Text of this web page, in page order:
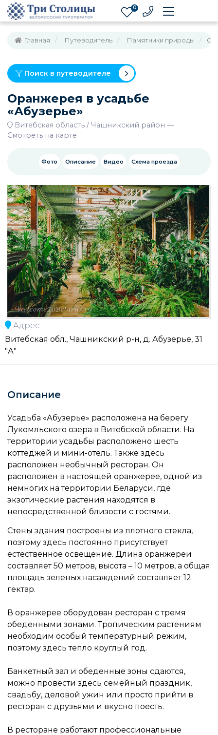
0
Главная Путеводитель Памятники природы
Поиск в путеводителе
Оранжерея в усадьбе
«Абузерье»
Витебская область Чашникский район —
Смотреть на карте
Фото Описание Видео Схема проезда
Адрес:
Витебская обл., Чашникский р-н, д. Абузерье, 31
"А"
Описание
Усадьба «Абузерье» расположена на берегу
Лукомльского озера в Витебской области. На
территории усадьбы расположено шесть
коттеджей и мини-отель. Также здесь
расположен необычный ресторан. Он
расположен в настоящей оранжерее, одной из
немногих на территории Беларуси, где
экзотические растения находятся в
непосредственной близости с гостями.
Стены здания построены из плотного стекла,
поэтому здесь постоянно присутствует
естественное освещение. Длина оранжереи
составляет 50 метров, высота – 10 метров, а общая
площадь зеленых насаждений составляет 12
гектар.
В оранжерее оборудован ресторан с тремя
обеденными зонами. Тропическим растениям
необходим особый температурный режим,
поэтому здесь тепло круглый год.
Банкетный зал и обеденные зоны сдаются,
можно провести здесь семейный праздник,
свадьбу, деловой ужин или просто прийти в
ресторан с друзьями и вкусно поесть.
В ресторане работают профессиональные